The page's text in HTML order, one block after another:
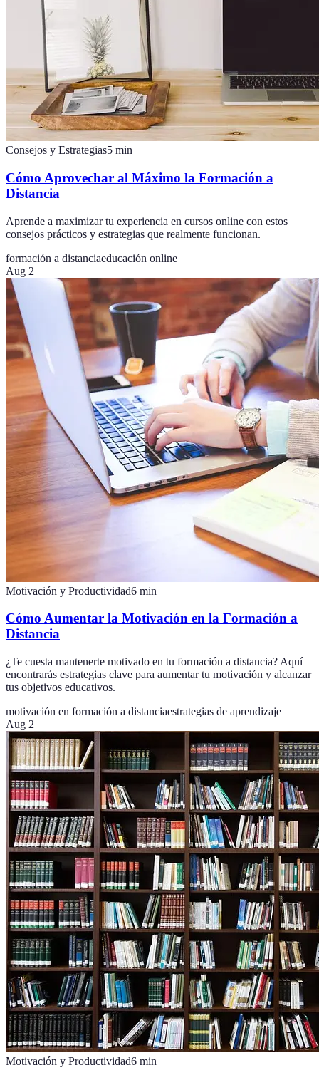
Consejos y Estrategias5 min
Cómo Aprovechar al Máximo la Formación a
Distancia
Aprende a maximizar tu experiencia en cursos online con estos
consejos prácticos y estrategias que realmente funcionan.
formación a distanciaeducación online
Aug 2
Motivación y Productividad6 min
Cómo Aumentar la Motivación en la Formación a
Distancia
¿Te cuesta mantenerte motivado en tu formación a distancia? Aquí
encontrarás estrategias clave para aumentar tu motivación y alcanzar
tus objetivos educativos.
motivación en formación a distanciaestrategias de aprendizaje
Aug 2
Motivación y Productividad6 min